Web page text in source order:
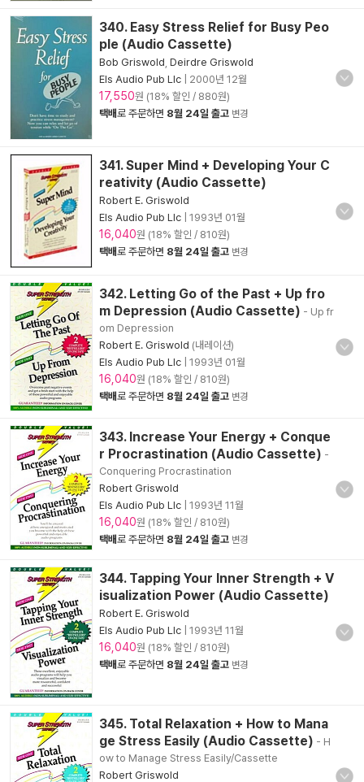
340. Easy Stress Relief for Busy Peo
ple (Audio Cassette)
Bob Griswold Deirdre Griswold
Els Audio Pub Llc
2000년 12월
17,550원 (18% 할인 / 880원)
택배로 주문하면 8월 24일 출고 변경
341. Super Mind + Developing Your C
reativity (Audio Cassette)
Robert E. Griswold
Els Audio Pub Llc
1993년 01월
16,040원 (18% 할인 / 810원)
택배로 주문하면 8월 24일 출고 변경
342. Letting Go of the Past + Up fro
m Depression (Audio Cassette) - Up fr
om Depression
Robert E. Griswold (내레이션)
Els Audio Pub Llc
1993년 01월
16,040원 (18% 할인 / 810원)
택배로 주문하면 8월 24일 출고 변경
343. Increase Your Energy + Conque
r Procrastination (Audio Cassette) -
Conquering Procrastination
Robert Griswold
Els Audio Pub Llc
1993년 11월
16,040원 (18% 할인 / 810원)
택배로 주문하면 8월 24일 출고 변경
344. Tapping Your Inner Strength + V
isualization Power (Audio Cassette)
Robert E. Griswold
Els Audio Pub Llc
1993년 11월
16,040원 (18% 할인 / 810원)
택배로 주문하면 8월 24일 출고 변경
345. Total Relaxation + How to Mana
ge Stress Easily (Audio Cassette) - H
ow to Manage Stress Easily/Cassette
Robert Griswold